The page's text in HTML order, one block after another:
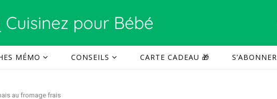
MÉMO CONSEILS CARTE CADEAU 🎁 S’ABONNER
au fromage frais